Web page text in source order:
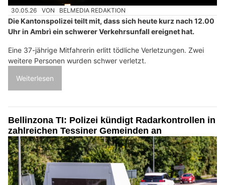
30.05.26 VON BELMEDIA REDAKTION
Die Kantonspolizei teilt mit, dass sich heute kurz nach 12.00
Uhr in Ambrì ein schwerer Verkehrsunfall ereignet hat.
Eine 37-jährige Mitfahrerin erlitt tödliche Verletzungen. Zwei
weitere Personen wurden schwer verletzt.
Weiterlesen
Bellinzona TI: Polizei kündigt Radarkontrollen in
zahlreichen Tessiner Gemeinden an